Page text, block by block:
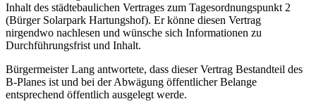
Inhalt des städtebaulichen Vertrages zum Tagesordnungspunkt 2
(Bürger Solarpark Hartungshof). Er könne diesen Vertrag
nirgendwo nachlesen und wünsche sich Informationen zu
Durchführungsfrist und Inhalt.
Bürgermeister Lang antwortete, dass dieser Vertrag Bestandteil des
B-Planes ist und bei der Abwägung öffentlicher Belange
entsprechend öffentlich ausgelegt werde.